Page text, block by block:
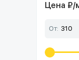
Цена ₽/
От: